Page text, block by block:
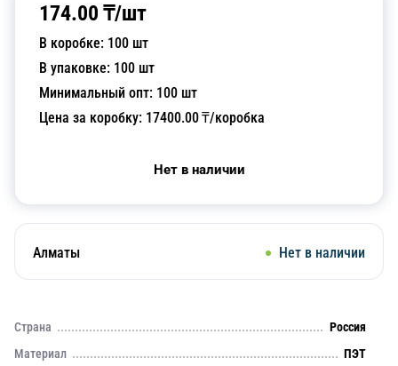
174.00 ₸/шт
В коробке: 100 шт
В упаковке: 100 шт
Минимальный опт: 100 шт
Цена за коробку: 17400.00₸/коробка
Нет в наличии
Алматы Нет в наличии
Страна
Россия
Материал
ПЭТ